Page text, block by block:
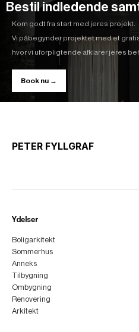
Bestil indledende
Kom godt fra start med jeres projekt.
Vi påbegynder projektet med et
hvor vi uforpligtende afklarer jeres
Book nu →
PETER FYLLGRAF
Ydelser
Boligarkitekt
Sommerhus
Anneks
Tilbygning
Ombygning
Renovering
Arkitekt